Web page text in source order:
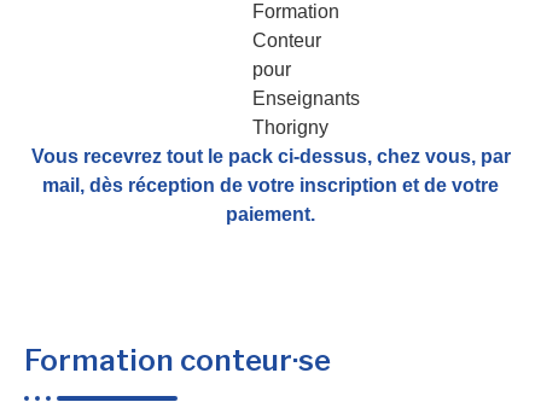
Vous recevrez tout le pack ci-dessus, chez vous, par
mail, dès réception de votre inscription et de votre
paiement.
Formation conteur·se